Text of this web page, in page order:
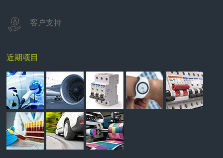
客户支持
近期项目